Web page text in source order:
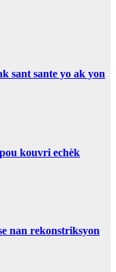
sant sante yo ak yon
kouvri echèk
nan rekonstriksyon